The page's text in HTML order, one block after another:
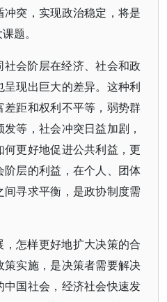
突，实现政治稳定，将是
题。
会阶层在经济、社会和政
现出巨大的差异。这种利
距和权利不平等，弱势群
等，社会冲突日益加剧，
更好地促进公共利益，更
层的利益，在个人、团体
寻求平衡，是政协制度需
怎样更好地扩大决策的合
实施，是决策者需要解决
国社会，经济社会快速发